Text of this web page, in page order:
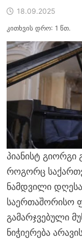
18.09.2025
კითხვის დრო: 1 წთ.
პიანისტ გიორგი
როგორც
ნამდვილი
საერთაშორისო
გამარჯვებული
ნიჭიერება